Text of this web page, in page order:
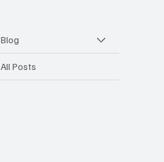
Blog
All Posts